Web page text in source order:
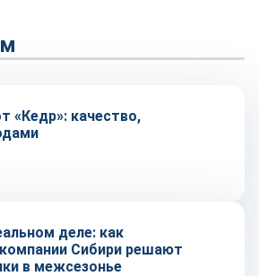
«Кедр»: качество,
деле: как
Сибири решают
в межсезонье